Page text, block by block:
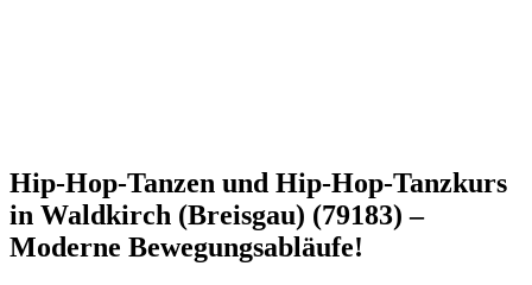
Hip-Hop-Tanzen und Hip-Hop-Tanzkurs
in Waldkirch (Breisgau) (79183) –
Moderne Bewegungsabläufe!